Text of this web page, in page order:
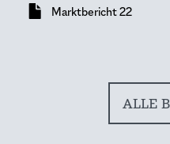
Dokument
Marktbericht 22
ALLE